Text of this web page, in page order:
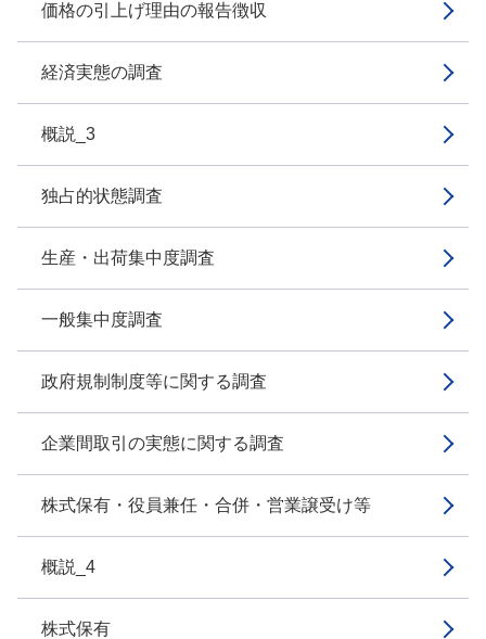
価格の引上げ理由の報告徴収
経済実態の調査
概説_3
独占的状態調査
生産・出荷集中度調査
一般集中度調査
政府規制制度等に関する調査
企業間取引の実態に関する調査
株式保有・役員兼任・合併・営業譲受け等
概説_4
株式保有